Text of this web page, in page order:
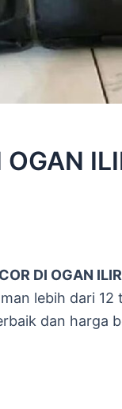
DI OGAN ILIR
lebih dari 12
dan harga